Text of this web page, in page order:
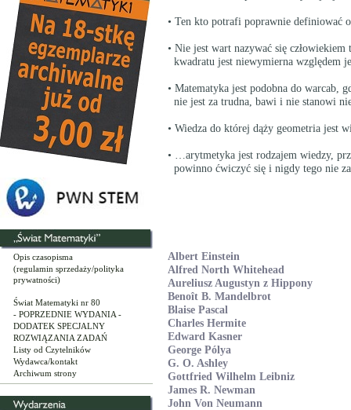
Opis czasopisma
(regulamin sprzedaży/polityka
prywatności)
Świat Matematyki nr 80
- POPRZEDNIE WYDANIA -
DODATEK SPECJALNY
ROZWIĄZANIA ZADAŃ
Listy od Czytelników
Wydawca/kontakt
Archiwum strony
• Ten kto potrafi poprawnie definiować
• Nie jest wart nazywać się
kwadratu jest niewymierna względem
• Matematyka jest podobna do warcab,
nie jest za trudna, bawi i nie stanowi
• Wiedza do której dąży geometria jest
• …arytmetyka jest rodzajem wiedzy,
powinno ćwiczyć się i nigdy tego nie
Albert Einstein
Alfred North Whitehead
Aureliusz Augustyn z Hippony
Benoît B. Mandelbrot
Blaise Pascal
Charles Hermite
Edward Kasner
George Pólya
G. O. Ashley
Gottfried Wilhelm Leibniz
James R. Newman
John Von Neumann